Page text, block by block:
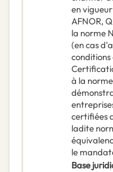
en
AFNOR,
la norme
(en cas
conditions
à la
certifiées
ladite
le
Base